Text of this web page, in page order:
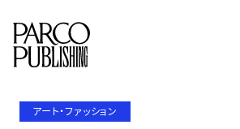
アート・ファッション